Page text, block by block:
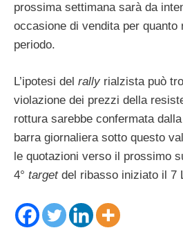
prossima settimana sarà da
occasione di vendita per quanto
periodo.
L’ipotesi del rally rialzista può
violazione dei prezzi della
rottura sarebbe confermata
barra giornaliera sotto questo
le quotazioni verso il prossimo
4° target del ribasso iniziato il 7